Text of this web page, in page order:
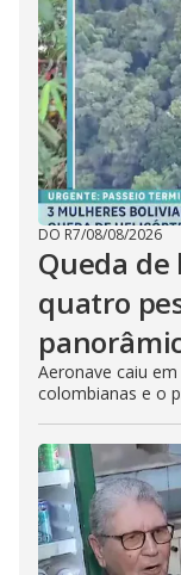
DO R7/08/08/2026
Queda
quatro
Aeronave caiu
colombianas e o